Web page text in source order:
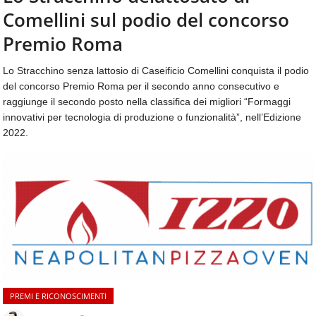
aggiornamenti
quotidiani
temi
come
ospitalità,
ristorazione,
food
&
beverage,
articoli
quotidiani
sul
mondo
dell'alimentazione,
dei
fuoricasa,
del
CONTATTI
Comellini sul podio del concorso
Premio Roma
Lo Stracchino senza lattosio di Caseificio Comellini conquista il podio
del concorso Premio Roma per il secondo anno consecutivo e
raggiunge il secondo posto nella classifica dei migliori “Formaggi
innovativi per tecnologia di produzione o funzionalità”, nell’Edizione
2022.
PREMI E RICONOSCIMENTI